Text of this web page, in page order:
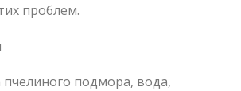
проблем.
подмора, вода,